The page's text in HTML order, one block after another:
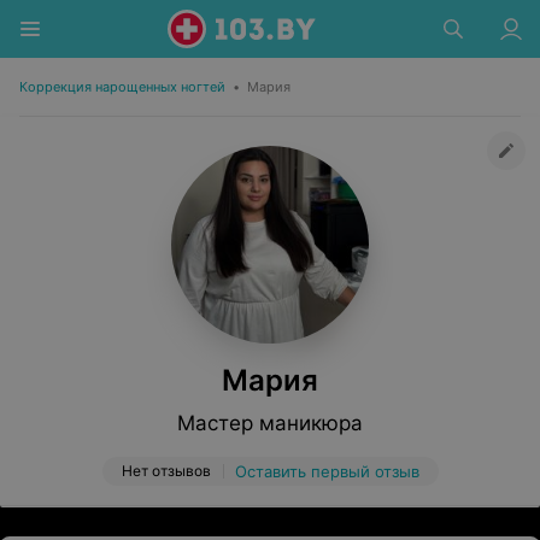
Коррекция нарощенных ногтей • Мария
Мария
Мастер маникюра
Нет отзывов Оставить первый отзыв